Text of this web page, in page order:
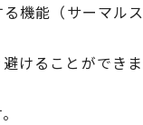
機能（サーマルス
けることができま